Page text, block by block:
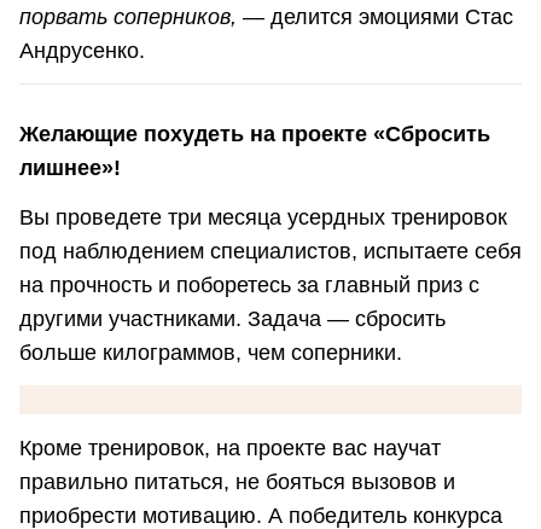
порвать соперников, — делится эмоциями Стас
Андрусенко.
Желающие похудеть на проекте «Сбросить
лишнее»!
Вы проведете три месяца усердных тренировок
под наблюдением специалистов, испытаете себя
на прочность и поборетесь за главный приз с
другими участниками. Задача — сбросить
больше килограммов, чем соперники.
Кроме тренировок, на проекте вас научат
правильно питаться, не бояться вызовов и
приобрести мотивацию. А победитель конкурса